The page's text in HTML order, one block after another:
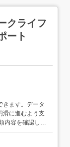
クライフ
ート
きます。データ
滑に進むよう支
内容を確認し、
識や経験は不要